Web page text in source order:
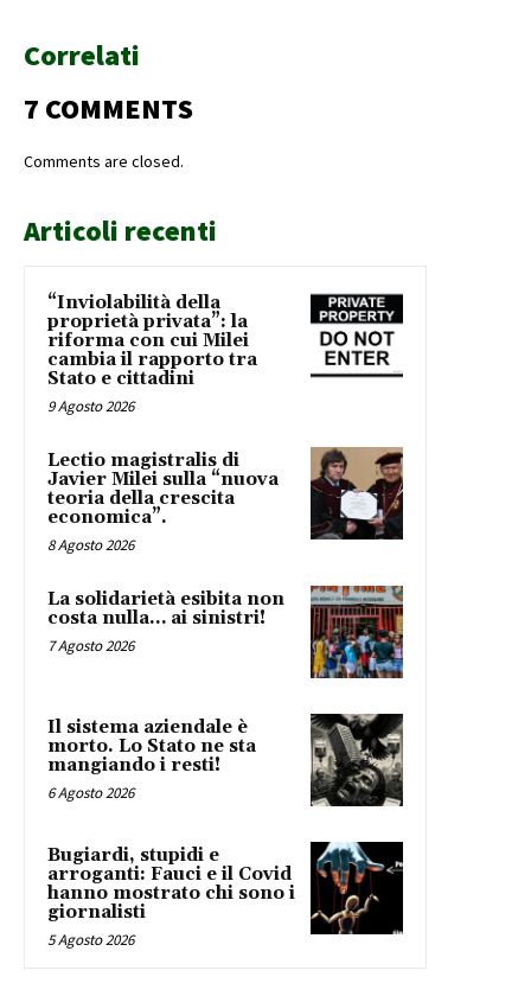
Correlati
7 COMMENTS
Comments are closed.
Articoli recenti
“Inviolabilità della
proprietà privata”: la
riforma con cui Milei
cambia il rapporto tra
Stato e cittadini
9 Agosto 2026
Lectio magistralis di
Javier Milei sulla “nuova
teoria della crescita
economica”.
8 Agosto 2026
La solidarietà esibita non
costa nulla… ai sinistri!
7 Agosto 2026
Il sistema aziendale è
morto. Lo Stato ne sta
mangiando i resti!
6 Agosto 2026
Bugiardi, stupidi e
arroganti: Fauci e il Covid
hanno mostrato chi sono i
giornalisti
5 Agosto 2026